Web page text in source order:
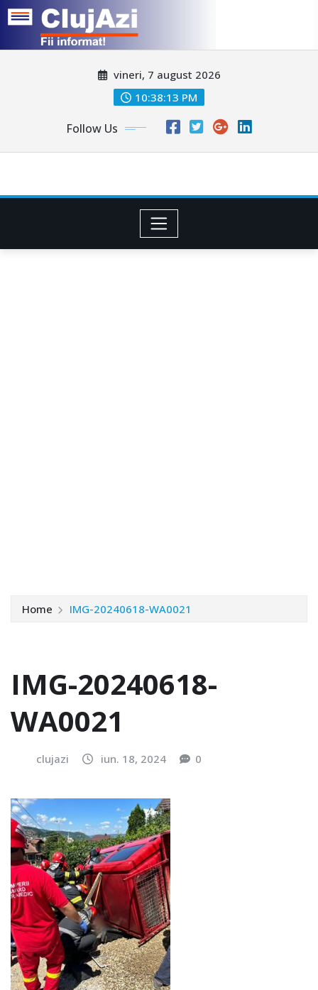
vineri, 7 august 2026
10:38:15 PM
Follow Us
Home IMG-20240618-WA0021
IMG-20240618-
WA0021
clujazi iun. 18, 2024 0